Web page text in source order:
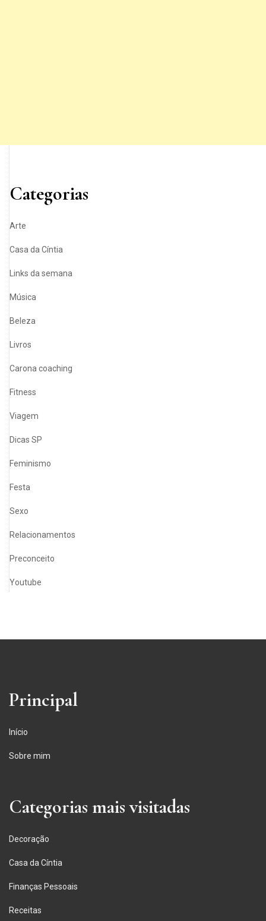
Categorias
Arte
Casa da Cíntia
Links da semana
Música
Beleza
Livros
Carona coaching
Fitness
Viagem
Dicas SP
Feminismo
Festa
Sexo
Relacionamentos
Preconceito
Youtube
Principal
Início
Sobre mim
Categorias mais visitadas
Decoração
Casa da Cíntia
Finanças Pessoais
Receitas